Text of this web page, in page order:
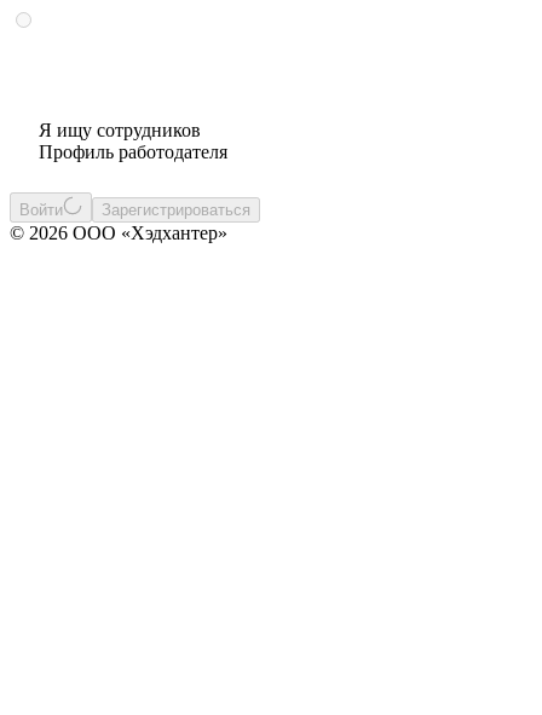
Я ищу сотрудников
Профиль работодателя
Войти Зарегистрироваться
© 2026 ООО «Хэдхантер»